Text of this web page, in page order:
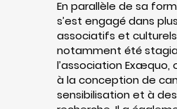
En parallèle de sa
s’est engagé dans
associatifs et
notamment été
l’association Exæquo,
à la conception de
sensibilisation et à